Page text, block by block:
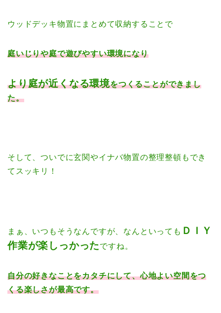
ウッドデッキ物置にまとめて収納することで
庭いじりや庭で遊びやすい環境になり
より庭が近くなる環境をつくることができまし
た。
そして、ついでに玄関やイナバ物置の整理整頓もでき
てスッキリ！
まぁ、いつもそうなんですが、なんといっても ＤＩＹ
作業が楽しっかったですね。
自分の好きなことをカタチにして、心地よい空間をつ
くる楽しさが最高です。